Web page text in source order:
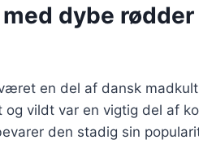
dybe rødder
en del af dansk
vildt var en vigtig del af
den stadig sin